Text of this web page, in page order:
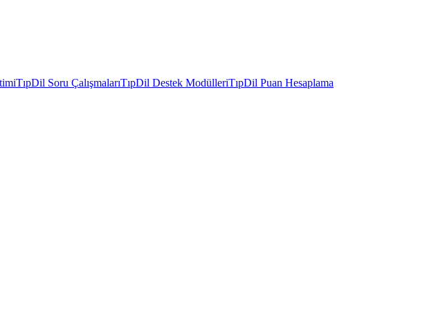
TıpDil Soru ÇalışmalarıTıpDil Destek ModülleriTıpDil Puan Hesaplama